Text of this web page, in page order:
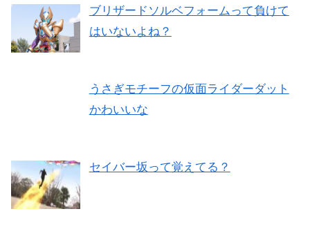
ブリザードソルベフォームって負けて
はいないよね？
うさぎモチーフの仮面ライダーダット
かわいいな
セイバー坂って覚えてる？